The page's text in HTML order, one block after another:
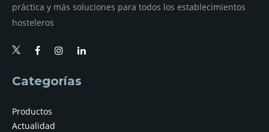
práctica y más soluciones para todos los establecimientos
hosteleros
Categorías
Productos
Actualidad